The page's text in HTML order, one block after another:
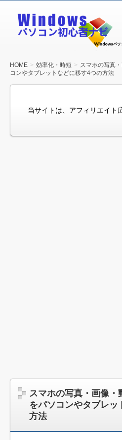
Windows
パソコン
HOME 効率化・時短
スマホの写真
コンやタブレットなどに移す4つの方法
当サイトは、アフィリエイト
スマホの写真・画像・
をパソコンやタブレッ
方法